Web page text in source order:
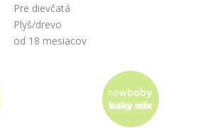
Pre dievčatá
Plyš/drevo
od 18 mesiacov